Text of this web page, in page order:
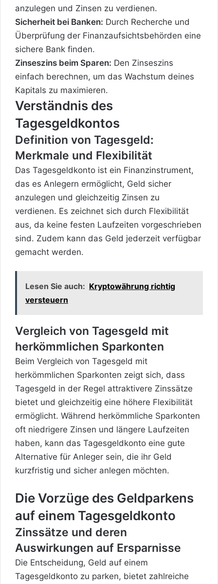
anzulegen und Zinsen zu verdienen.
Sicherheit bei Banken: Durch Recherche und
Überprüfung der Finanzaufsichtsbehörden eine
sichere Bank finden.
Zinseszins beim Sparen: Den Zinseszins
einfach berechnen, um das Wachstum deines
Kapitals zu maximieren.
Verständnis des
Tagesgeldkontos
Definition von Tagesgeld:
Merkmale und Flexibilität
Das Tagesgeldkonto ist ein Finanzinstrument,
das es Anlegern ermöglicht, Geld sicher
anzulegen und gleichzeitig Zinsen zu
verdienen. Es zeichnet sich durch Flexibilität
aus, da keine festen Laufzeiten vorgeschrieben
sind. Zudem kann das Geld jederzeit verfügbar
gemacht werden.
Lesen Sie auch: Kryptowährung richtig
versteuern
Vergleich von Tagesgeld mit
herkömmlichen Sparkonten
Beim Vergleich von Tagesgeld mit
herkömmlichen Sparkonten zeigt sich, dass
Tagesgeld in der Regel attraktivere Zinssätze
bietet und gleichzeitig eine höhere Flexibilität
ermöglicht. Während herkömmliche Sparkonten
oft niedrigere Zinsen und längere Laufzeiten
haben, kann das Tagesgeldkonto eine gute
Alternative für Anleger sein, die ihr Geld
kurzfristig und sicher anlegen möchten.
Die Vorzüge des Geldparkens
auf einem Tagesgeldkonto
Zinssätze und deren
Auswirkungen auf Ersparnisse
Die Entscheidung, Geld auf einem
Tagesgeldkonto zu parken, bietet zahlreiche